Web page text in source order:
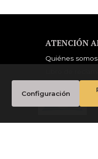
ATENCIÓN
Quiénes somos
Configuración